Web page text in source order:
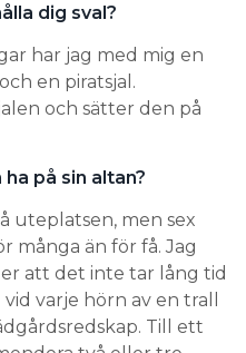
dig sval?
har jag med mig en
en piratsjal.
och sätter den på
på sin altan?
uteplatsen, men sex
många än för få. Jag
att det inte tar lång tid
varje hörn av en trall
Till ett